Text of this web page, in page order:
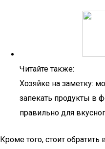
Читайте также:
Хозяйке на заметку:
запекать продукты в
правильно для
Кроме того, стоит